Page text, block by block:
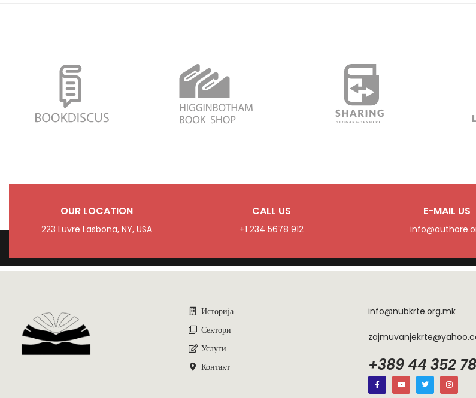
OUR LOCATION
223 Luvre Lasbona, NY, USA
CALL US
+1 234 5678 912
E-MAIL US
Историја
Сектори
Услуги
Контакт
info@nubkrte.org.mk
+389 44 352